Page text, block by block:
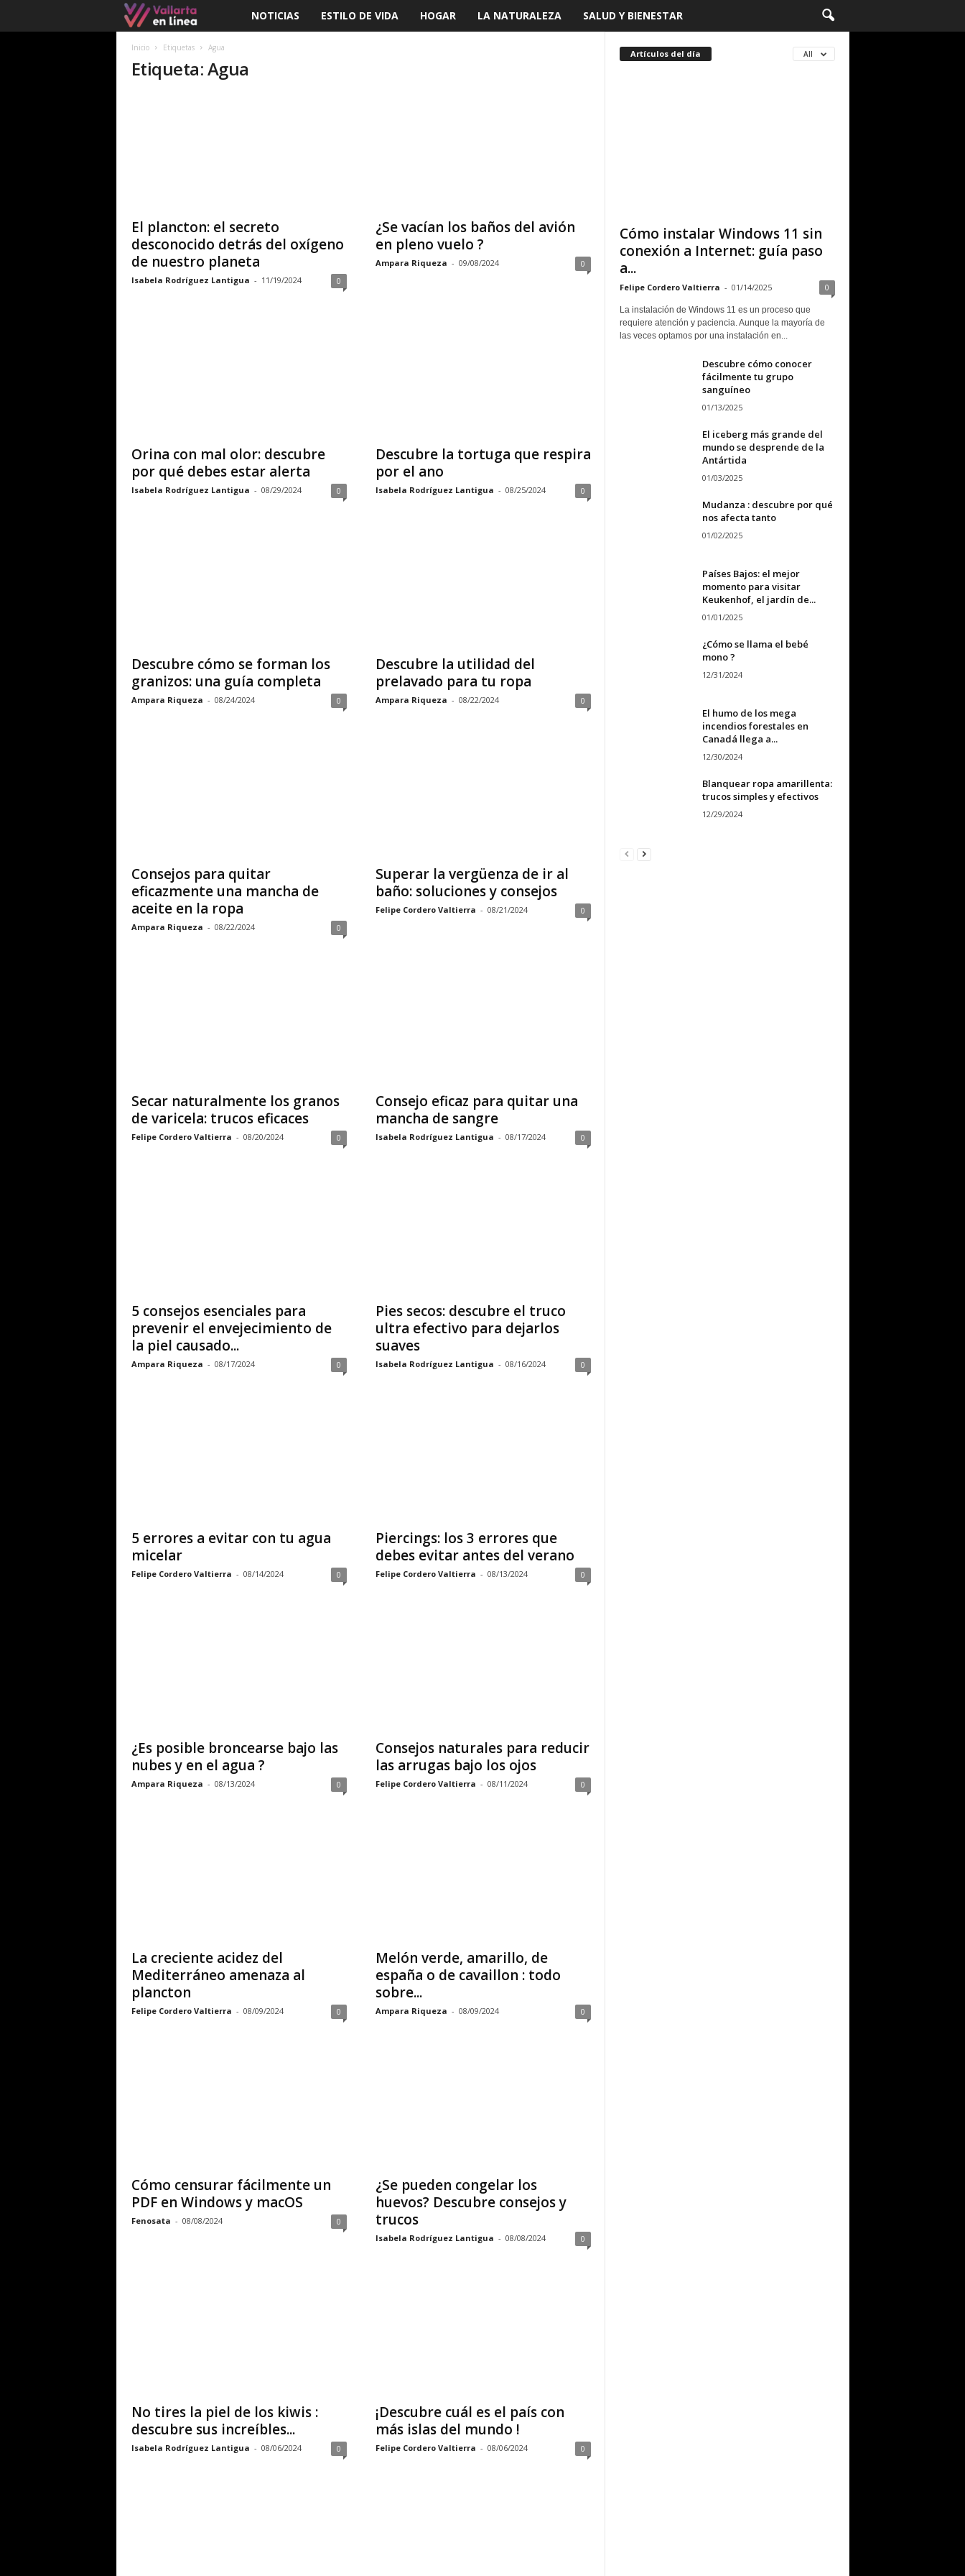
l
e
a
NOTICIAS ESTILO DE VIDA HOGAR LA NATURALEZA SALUD Y BIENESTAR
Inicio Etiquetas Agua
Etiqueta: Agua
El plancton: el secreto
desconocido detrás del oxígeno
de nuestro planeta
Isabela Rodríguez Lantigua - 11/19/2024 0
¿Se vacían los baños del avión
en pleno vuelo ?
Ampara Riqueza - 09/08/2024 0
Orina con mal olor: descubre
por qué debes estar alerta
Isabela Rodríguez Lantigua - 08/29/2024 0
Descubre la tortuga que respira
por el ano
Isabela Rodríguez Lantigua - 08/25/2024 0
Descubre cómo se forman los
granizos: una guía completa
Ampara Riqueza - 08/24/2024 0
Descubre la utilidad del
prelavado para tu ropa
Ampara Riqueza - 08/22/2024 0
Consejos para quitar
eficazmente una mancha de
aceite en la ropa
Ampara Riqueza - 08/22/2024 0
Superar la vergüenza de ir al
baño: soluciones y consejos
Felipe Cordero Valtierra - 08/21/2024 0
Secar naturalmente los granos
de varicela: trucos eficaces
Felipe Cordero Valtierra - 08/20/2024 0
Consejo eficaz para quitar una
mancha de sangre
Isabela Rodríguez Lantigua - 08/17/2024 0
5 consejos esenciales para
prevenir el envejecimiento de
la piel causado...
Ampara Riqueza - 08/17/2024 0
Pies secos: descubre el truco
ultra efectivo para dejarlos
suaves
Isabela Rodríguez Lantigua - 08/16/2024 0
5 errores a evitar con tu agua
micelar
Felipe Cordero Valtierra - 08/14/2024 0
Piercings: los 3 errores que
debes evitar antes del verano
Felipe Cordero Valtierra - 08/13/2024 0
¿Es posible broncearse bajo las
nubes y en el agua ?
Ampara Riqueza - 08/13/2024 0
Consejos naturales para reducir
las arrugas bajo los ojos
Felipe Cordero Valtierra - 08/11/2024 0
La creciente acidez del
Mediterráneo amenaza al
plancton
Felipe Cordero Valtierra - 08/09/2024 0
Melón verde, amarillo, de
españa o de cavaillon : todo
sobre...
Ampara Riqueza - 08/09/2024 0
Cómo censurar fácilmente un
PDF en Windows y macOS
Fenosata - 08/08/2024 0
¿Se pueden congelar los
huevos? Descubre consejos y
trucos
Isabela Rodríguez Lantigua - 08/08/2024 0
No tires la piel de los kiwis :
descubre sus increíbles...
Isabela Rodríguez Lantigua - 08/06/2024 0
¡Descubre cuál es el país con
más islas del mundo !
Felipe Cordero Valtierra - 08/06/2024 0
Artículos del día All
Cómo instalar Windows 11 sin
conexión a Internet: guía paso
a...
Felipe Cordero Valtierra - 01/14/2025 0
La instalación de Windows 11 es un proceso que
requiere atención y paciencia. Aunque la mayoría de
las veces optamos por una instalación en...
Descubre cómo conocer
fácilmente tu grupo
sanguíneo
01/13/2025
El iceberg más grande del
mundo se desprende de la
Antártida
01/03/2025
Mudanza : descubre por qué
nos afecta tanto
01/02/2025
Países Bajos: el mejor
momento para visitar
Keukenhof, el jardín de...
01/01/2025
¿Cómo se llama el bebé
mono ?
12/31/2024
El humo de los mega
incendios forestales en
Canadá llega a...
12/30/2024
Blanquear ropa amarillenta:
trucos simples y efectivos
12/29/2024